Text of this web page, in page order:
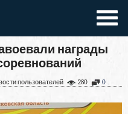
награды
0
280
пользователей